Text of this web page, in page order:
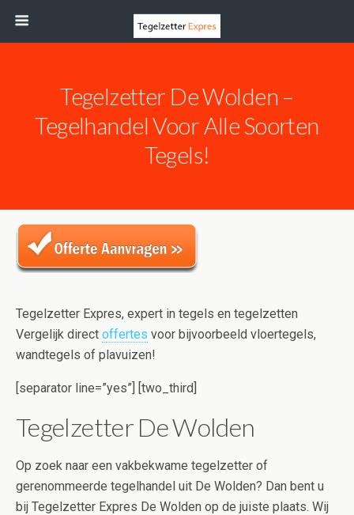
Tegelzetter De Wolden –
Tegelhandel Voor Alle Soorten
Tegels!
Tegelzetter Expres, expert in tegels en tegelzetten
Vergelijk direct offertes voor bijvoorbeeld vloertegels,
wandtegels of plavuizen!
[separator line=”yes”] [two_third]
Tegelzetter De Wolden
Op zoek naar een vakbekwame tegelzetter of
gerenommeerde tegelhandel uit De Wolden? Dan bent u
bij Tegelzetter Expres De Wolden op de juiste plaats. Wij